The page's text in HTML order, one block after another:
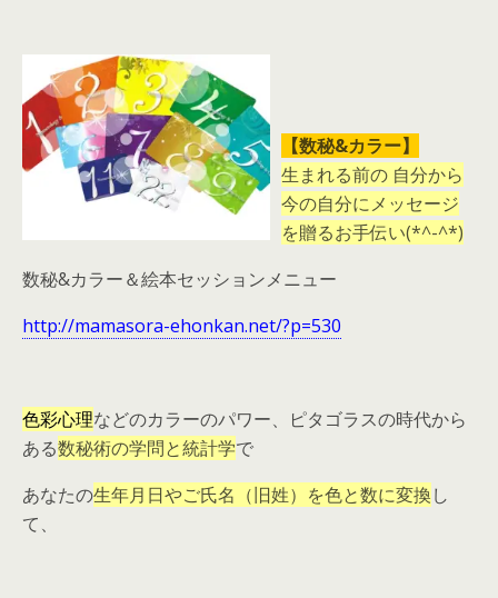
【数秘&カラー】
生まれる前の 自分から
今の自分にメッセージ
を贈るお手伝い(*^-^*)
数秘&カラー＆絵本セッションメニュー
http://mamasora-ehonkan.net/?p=530
色彩心理などのカラーのパワー、ピタゴラスの時代から
ある数秘術の学問と統計学で
あなたの生年月日やご氏名（旧姓）を色と数に変換し
て、